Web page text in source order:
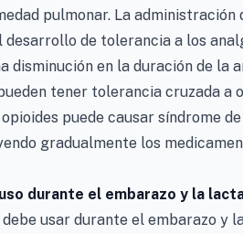
pulmonar. La
desarrollo de tolerancia a los
disminución en la duración de la
tener tolerancia cruzada a
puede causar síndrome
gradualmente los
durante el embarazo y la
usar durante el embarazo y